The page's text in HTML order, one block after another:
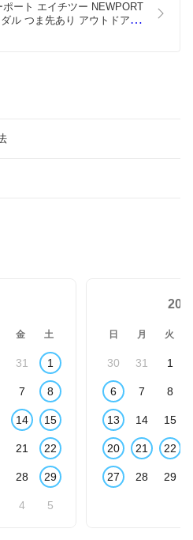
ート エイチツー NEWPORT
ル つま先あり アウトドア プ
金 土
31 1
7 8
14 15
21 22
28 29
4 5
日 月 火
30 31 1
6 7 8
13 14 15
20 21 22
27 28 29